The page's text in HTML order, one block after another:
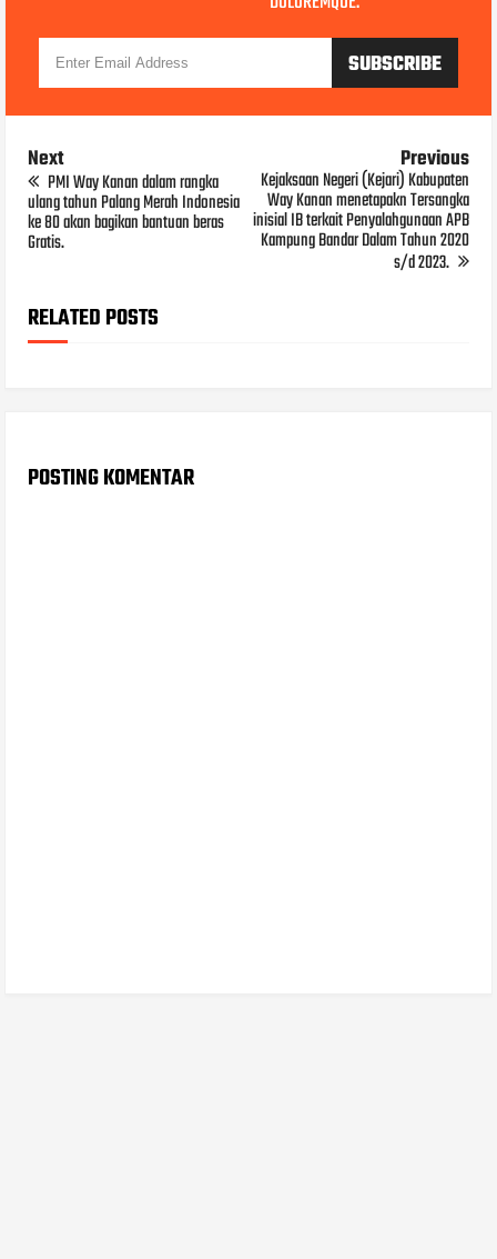
Next
PMI Way Kanan dalam rangka
ulang tahun Palang Merah Indonesia
ke 80 akan bagikan bantuan beras
Gratis.
Previous
Kejaksaan Negeri (Kejari) Kabupaten
Way Kanan menetapakn Tersangka
inisial IB terkait Penyalahgunaan APB
Kampung Bandar Dalam Tahun 2020
s/d 2023.
RELATED POSTS
POSTING KOMENTAR